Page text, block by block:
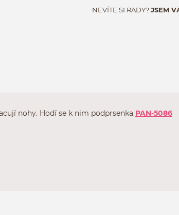
NEVÍTE SI RADY?JSEM
nohy. Hodí se k nim podprsenka PAN-5086